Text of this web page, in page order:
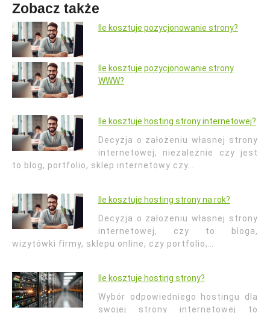
Zobacz także
Ile kosztuje pozycjonowanie strony?
Ile kosztuje pozycjonowanie strony
WWW?
Ile kosztuje hosting strony internetowej?
Decyzja o założeniu własnej strony
internetowej, niezależnie czy jest
to blog, portfolio, sklep internetowy czy…
Ile kosztuje hosting strony na rok?
Decyzja o założeniu własnej strony
internetowej, czy to bloga,
wizytówki firmy, sklepu online, czy portfolio,…
Ile kosztuje hosting strony?
Wybór odpowiedniego hostingu dla
swojej strony internetowej to